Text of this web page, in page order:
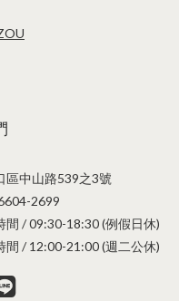
區中山路539之3號
2699
間 / 09:30-18:30 (例假日休)
間 / 12:00-21:00 (週二公休)